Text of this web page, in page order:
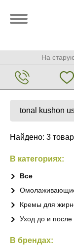
На
Найдено: 3
В категориях:
Все
Кремы для
Уход до и после
В брендах: